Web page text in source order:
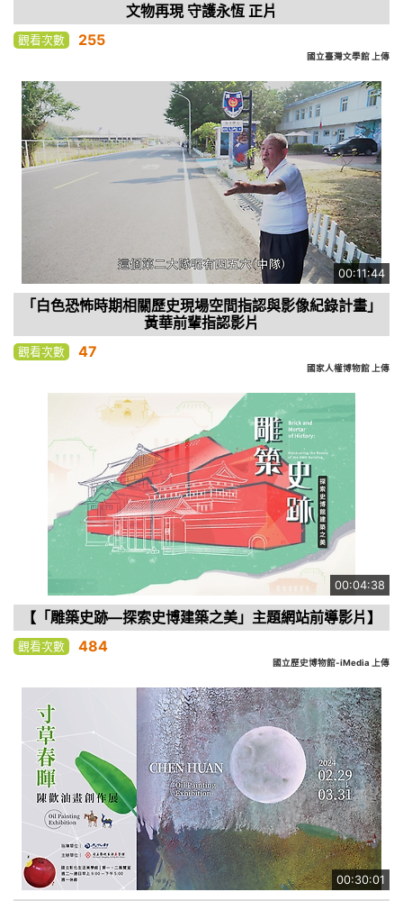
文物再現 守護永恆 正片
觀看次數 255
國立臺灣文學館 上傳
00:11:44
「白色恐怖時期相關歷史現場空間指認與影像紀錄計畫」
黃華前輩指認影片
觀看次數 47
國家人權博物館 上傳
00:04:38
【「雕築史跡—探索史博建築之美」主題網站前導影片】
觀看次數 484
國立歷史博物館-iMedia 上傳
00:30:01